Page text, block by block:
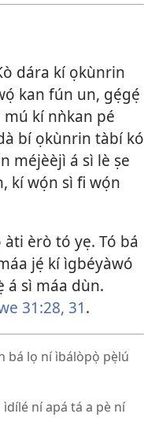
dára kí ọkùnrin
kan fún un, gẹ́gẹ́
kí nǹkan pé
bí ọkùnrin tàbí kó
méjèèjì á sì lè ṣe
kí wọ́n sì fi wọ́n
èrò tó yẹ. Tó bá
jẹ́ kí ìgbéyàwó
á sì máa dùn.
31:28, 31.
bá lọ ní ìbálòpọ̀ pẹ̀lú
ní apá tá a pè ní